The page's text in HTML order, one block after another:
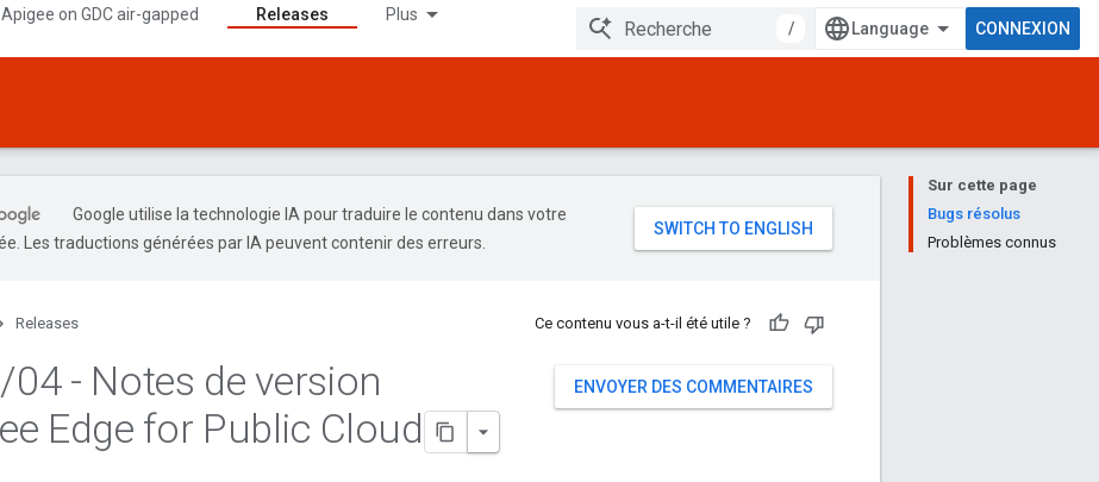
Apigee on GDC air-gapped Releases Plus
/ CONNEXION
Sur cette page
Bugs résolus
Problèmes connus
Google utilise la technologie IA pour traduire le contenu dans votre
Les traductions générées par IA peuvent contenir des erreurs.
Releases Ce contenu vous a-t-il été utile ?
ENVOYER DES COMMENTAIRES
/04 - Notes de version
Edge for Public Cloud